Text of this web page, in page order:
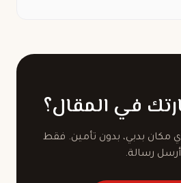
في المقال؟
مكان بدبي، بدون تأمين. فقط
أرسل رسالة.